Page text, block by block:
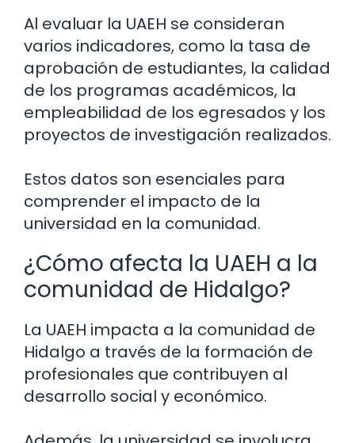
Al evaluar la UAEH se consideran
varios indicadores, como la tasa de
aprobación de estudiantes, la calidad
de los programas académicos, la
empleabilidad de los egresados y los
proyectos de investigación realizados.
Estos datos son esenciales para
comprender el impacto de la
universidad en la comunidad.
¿Cómo afecta la UAEH a la
comunidad de Hidalgo?
La UAEH impacta a la comunidad de
Hidalgo a través de la formación de
profesionales que contribuyen al
desarrollo social y económico.